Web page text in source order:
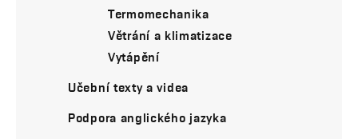
Termomechanika
Větrání a klimatizace
Vytápění
Učební texty a videa
Podpora anglického jazyka